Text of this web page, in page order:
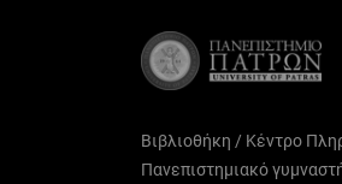
Βιβλιοθήκη / Κέντρο
Πανεπιστημιακό